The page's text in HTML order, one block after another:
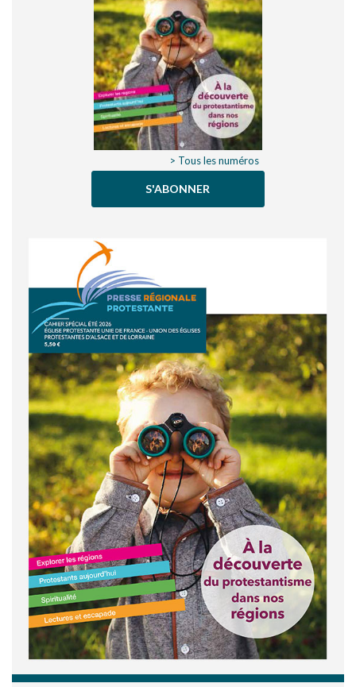
> Tous les numéros
S'ABONNER